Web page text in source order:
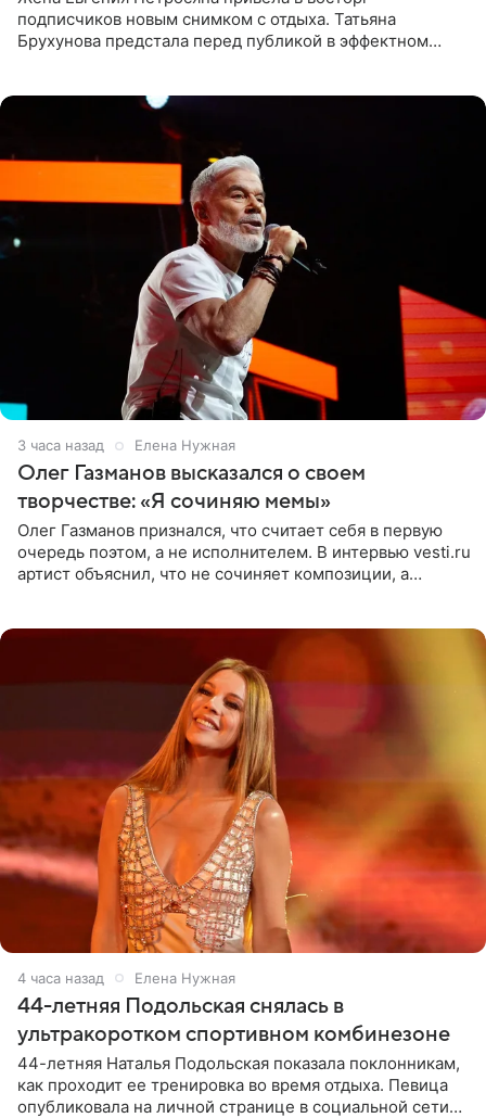
подписчиков новым снимком с отдыха. Татьяна
Брухунова предстала перед публикой в эффектном
3 часа назад Елена Нужная
Олег Газманов высказался о своем
творчестве: «Я сочиняю мемы»
Олег Газманов признался, что считает себя в первую
очередь поэтом, а не исполнителем. В интервью vesti.ru
артист объяснил, что не сочиняет композиции, а
4 часа назад Елена Нужная
44-летняя Подольская снялась в
ультракоротком спортивном комбинезоне
44-летняя Наталья Подольская показала поклонникам,
как проходит ее тренировка во время отдыха. Певица
опубликовала на личной странице в социальной сети